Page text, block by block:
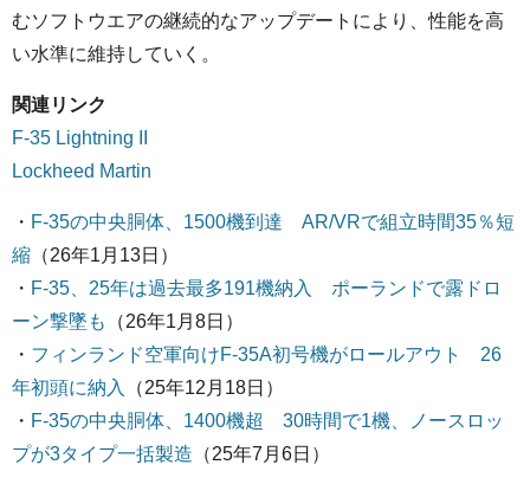
むソフトウエアの継続的なアップデートにより、性能を高
い水準に維持していく。
関連リンク
F-35 Lightning II
Lockheed Martin
・ F-35の中央胴体、1500機到達 AR/VRで組立時間35％短
縮 （26年1月13日）
・ F-35、25年は過去最多191機納入 ポーランドで露ドロ
ーン撃墜も
（26年1月8日）
・ フィンランド空軍向けF-35A初号機がロールアウト 26
年初頭に納入
（25年12月18日）
・ F-35の中央胴体、1400機超 30時間で1機、ノースロッ
プが3タイプ一括製造 （25年7月6日）